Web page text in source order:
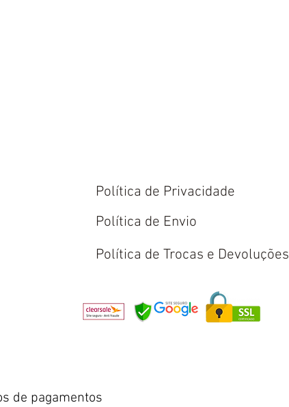
Política de Privacidade
Política de Envio
Política de Trocas e Devoluções
de pagamentos